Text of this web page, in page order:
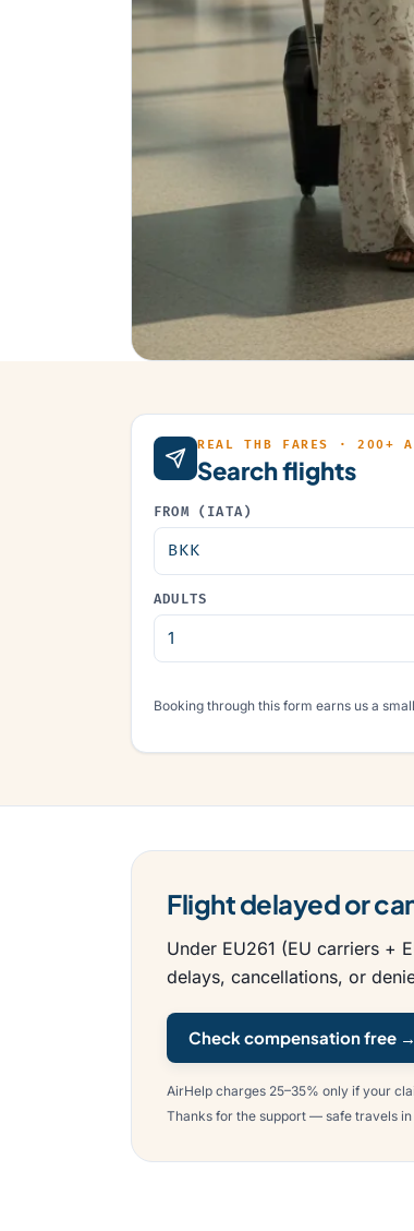
REAL THB FARES · 200+
Search flights
FROM (IATA)
ADULTS
Booking through this form earns us a
Flight delayed or
Under EU261 (EU carriers +
delays, cancellations, or
Check compensation free →
AirHelp charges 25–35% only if your
Thanks for the support — safe travels in